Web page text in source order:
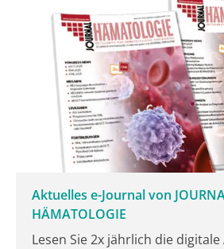
wichtigsten Empfehlungen für die
onkologische Praxis in der
Aktuelles e-Journal von
HÄMATOLOGIE
Lesen Sie 2x jährlich die digitale